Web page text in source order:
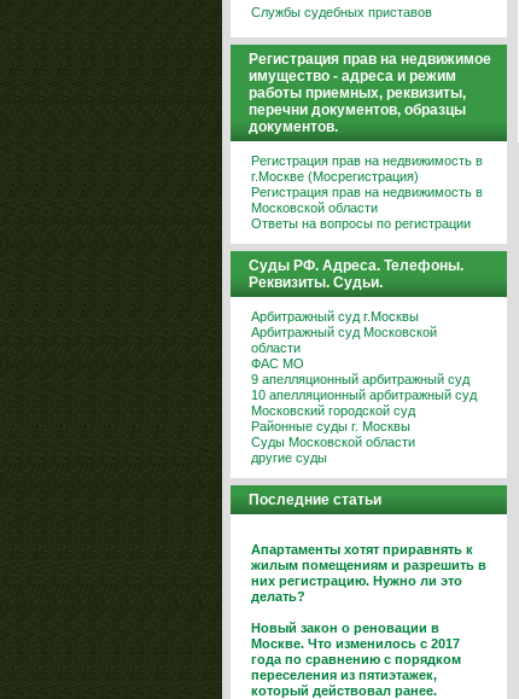
Службы судебных приставов
Регистрация прав на недвижимое
имущество - адреса и режим
работы приемных, реквизиты,
перечни документов, образцы
документов.
Регистрация прав на недвижимость в
г.Москве (Мосрегистрация)
Регистрация прав на недвижимость в
Московской области
Ответы на вопросы по регистрации
Суды РФ. Адреса. Телефоны.
Реквизиты. Судьи.
Арбитражный суд г.Москвы
Арбитражный суд Московской
области
ФАС МО
9 апелляционный арбитражный суд
10 апелляционный арбитражный суд
Московский городской суд
Районные суды г. Москвы
Суды Московской области
другие суды
Последние статьи
Апартаменты хотят приравнять к
жилым помещениям и разрешить в
них регистрацию. Нужно ли это
делать?
Новый закон о реновации в
Москве. Что изменилось с 2017
года по сравнению с порядком
переселения из пятиэтажек,
который действовал ранее.